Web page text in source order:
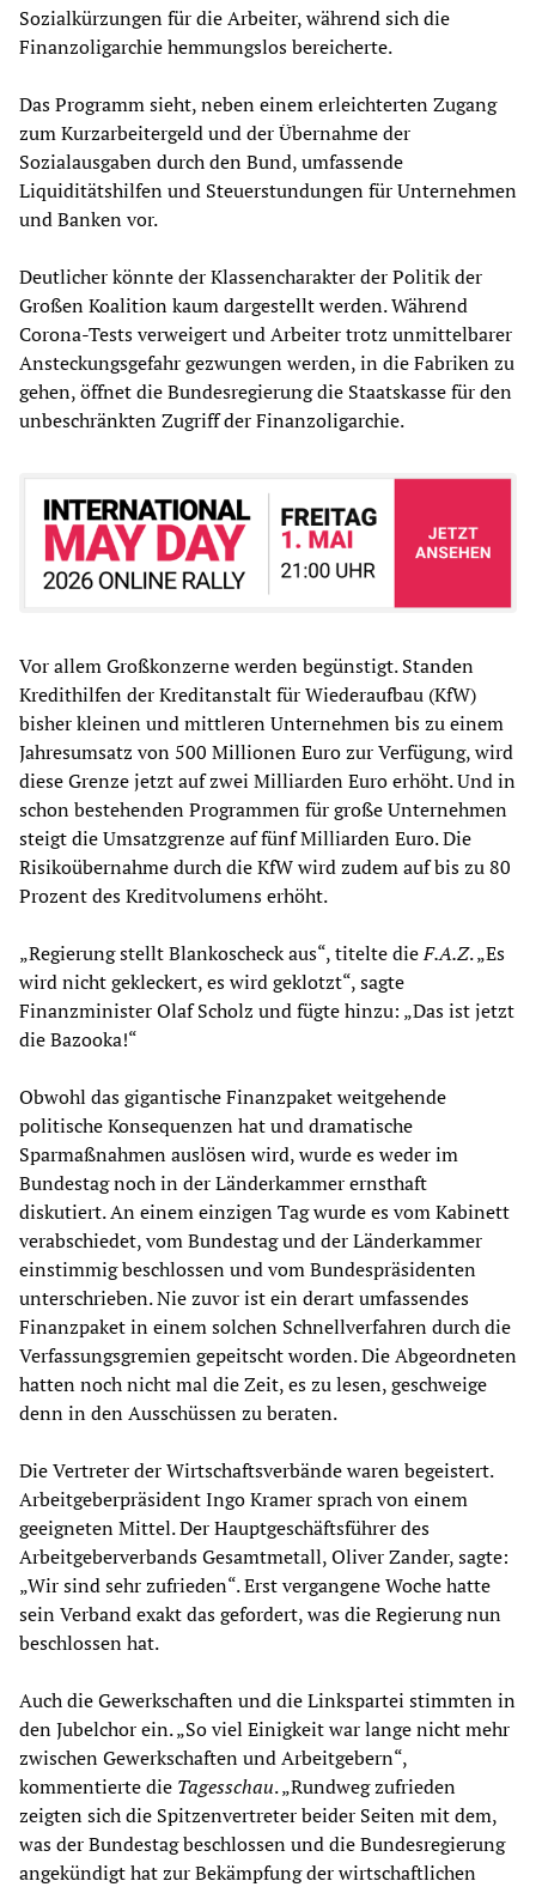
Sozialkürzungen für die Arbeiter, während sich die
Finanzoligarchie hemmungslos bereicherte.
Das Programm sieht, neben einem erleichterten Zugang
zum Kurzarbeitergeld und der Übernahme der
Sozialausgaben durch den Bund, umfassende
Liquiditätshilfen und Steuerstundungen für Unternehmen
und Banken vor.
Deutlicher könnte der Klassencharakter der Politik der
Großen Koalition kaum dargestellt werden. Während
Corona-Tests verweigert und Arbeiter trotz unmittelbarer
Ansteckungsgefahr gezwungen werden, in die Fabriken zu
gehen, öffnet die Bundesregierung die Staatskasse für den
unbeschränkten Zugriff der Finanzoligarchie.
Vor allem Großkonzerne werden begünstigt. Standen
Kredithilfen der Kreditanstalt für Wiederaufbau (KfW)
bisher kleinen und mittleren Unternehmen bis zu einem
Jahresumsatz von 500 Millionen Euro zur Verfügung, wird
diese Grenze jetzt auf zwei Milliarden Euro erhöht. Und in
schon bestehenden Programmen für große Unternehmen
steigt die Umsatzgrenze auf fünf Milliarden Euro. Die
Risikoübernahme durch die KfW wird zudem auf bis zu 80
Prozent des Kreditvolumens erhöht.
„Regierung stellt Blankoscheck aus“, titelte dieF.A.Z. „Es
wird nicht gekleckert, es wird geklotzt“, sagte
Finanzminister Olaf Scholz und fügte hinzu: „Das ist jetzt
die Bazooka!“
Obwohl das gigantische Finanzpaket weitgehende
politische Konsequenzen hat und dramatische
Sparmaßnahmen auslösen wird, wurde es weder im
Bundestag noch in der Länderkammer ernsthaft
diskutiert. An einem einzigen Tag wurde es vom Kabinett
verabschiedet, vom Bundestag und der Länderkammer
einstimmig beschlossen und vom Bundespräsidenten
unterschrieben. Nie zuvor ist ein derart umfassendes
Finanzpaket in einem solchen Schnellverfahren durch die
Verfassungsgremien gepeitscht worden. Die Abgeordneten
hatten noch nicht mal die Zeit, es zu lesen, geschweige
denn in den Ausschüssen zu beraten.
Die Vertreter der Wirtschaftsverbände waren begeistert.
Arbeitgeberpräsident Ingo Kramer sprach von einem
geeigneten Mittel. Der Hauptgeschäftsführer des
Arbeitgeberverbands Gesamtmetall, Oliver Zander, sagte:
„Wir sind sehr zufrieden“. Erst vergangene Woche hatte
sein Verband exakt das gefordert, was die Regierung nun
beschlossen hat.
Auch die Gewerkschaften und die Linkspartei stimmten in
den Jubelchor ein. „So viel Einigkeit war lange nicht mehr
zwischen Gewerkschaften und Arbeitgebern“,
kommentierte die Tagesschau. „Rundweg zufrieden
zeigten sich die Spitzenvertreter beider Seiten mit dem,
was der Bundestag beschlossen und die Bundesregierung
angekündigt hat zur Bekämpfung der wirtschaftlichen